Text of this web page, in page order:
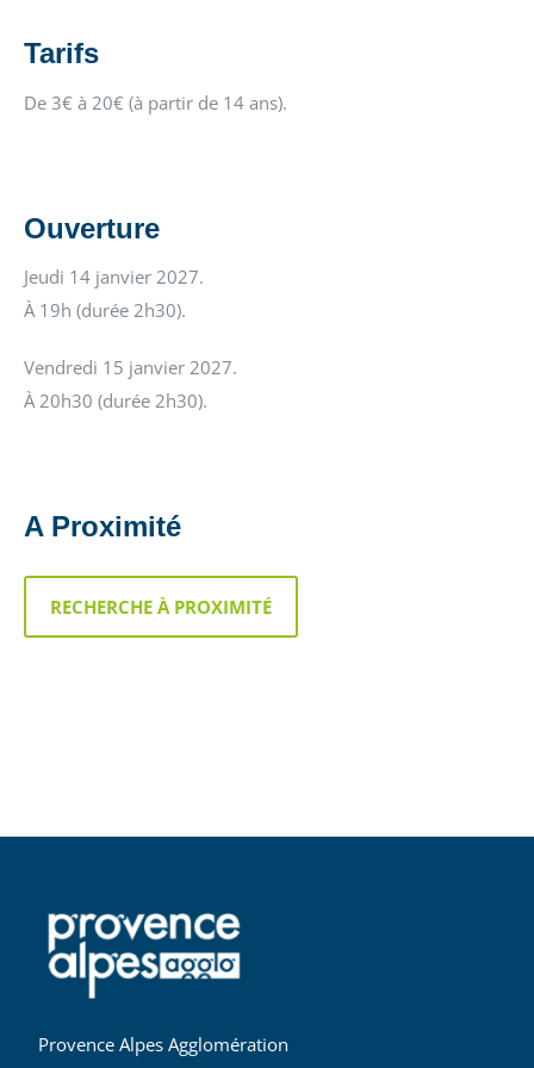
Tarifs
De 3€ à 20€ (à partir de 14 ans).
Ouverture
Jeudi 14 janvier 2027.
À 19h (durée 2h30).
Vendredi 15 janvier 2027.
À 20h30 (durée 2h30).
A Proximité
RECHERCHE À PROXIMITÉ
Provence Alpes Agglomération